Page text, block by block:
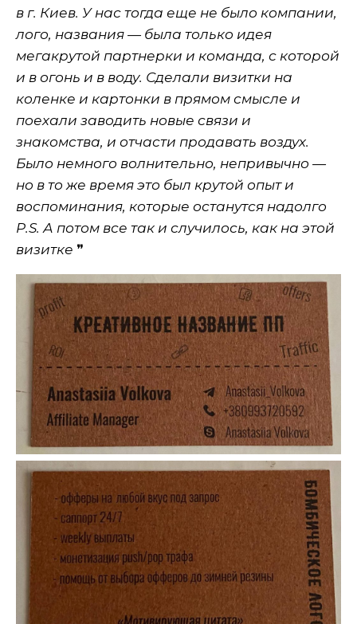
в г. Киев. У нас тогда еще не было компании,
лого, названия — была только идея
мегакрутой партнерки и команда, с которой
и в огонь и в воду. Сделали визитки на
коленке и картонки в прямом смысле и
поехали заводить новые связи и
знакомства, и отчасти продавать воздух.
Было немного волнительно, непривычно —
но в то же время это был крутой опыт и
воспоминания, которые останутся надолго
P.S. А потом все так и случилось, как на этой
визитке ❞